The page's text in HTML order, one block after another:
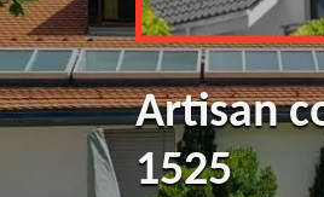
Artisan
1525